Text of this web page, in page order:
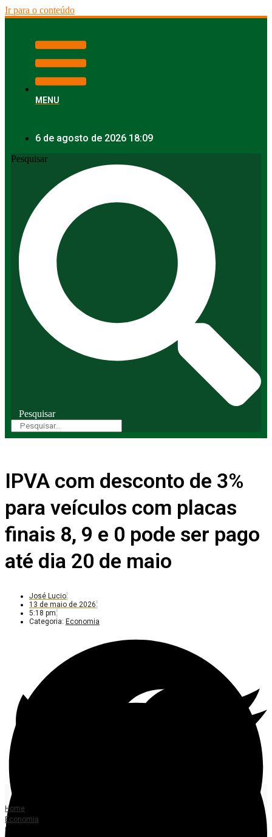
Ir para o conteúdo
MENU
6 de agosto de 2026 18:09
Pesquisar
Pesquisar
IPVA com desconto de 3%
para veículos com placas
finais 8, 9 e 0 pode ser pago
até dia 20 de maio
José Lucio
13 de maio de 2026
5:18 pm
Categoria: Economia
Home
Economia
IPVA com desconto de 3% para veículos com placas finais 8, 9 e 0 pode ser